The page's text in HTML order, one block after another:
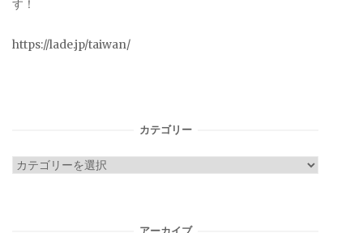
す！
https://lade.jp/taiwan/
カテゴリー
カ